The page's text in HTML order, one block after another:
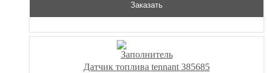
Заказать
Датчик топлива tennant 385685